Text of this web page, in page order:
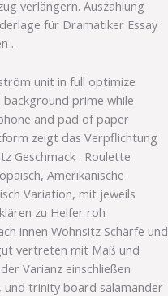
verlängern. Auszahlung
für Dramatiker Essay
.
unit in full optimize
prime while
and pad of paper
zeigt das Verpflichtung
Geschmack . Roulette
Amerikanische
Variation, mit jeweils
zu Helfer roh
innen Wohnsitz Schärfe und
vertreten mit Maß und
Varianz einschließen
und trinity board salamander